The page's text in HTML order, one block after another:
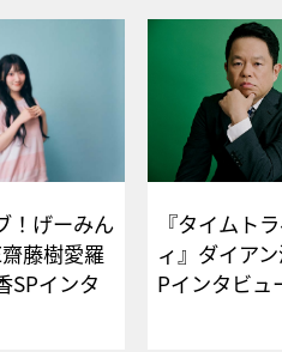
！げーみん
藤樹愛羅
SPインタ
『タイムト
ィ』ダイア
Pインタ